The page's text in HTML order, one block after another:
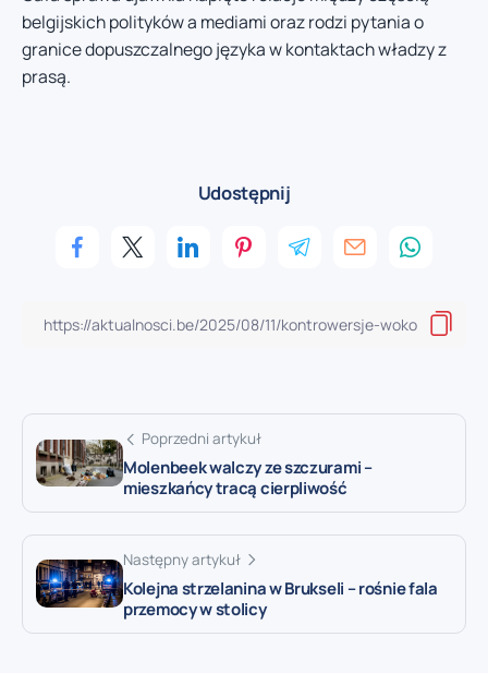
belgijskich polityków a mediami oraz rodzi pytania o
granice dopuszczalnego języka w kontaktach władzy z
prasą.
Udostępnij
Poprzedni artykuł
Molenbeek walczy ze szczurami –
mieszkańcy tracą cierpliwość
Następny artykuł
Kolejna strzelanina w Brukseli – rośnie fala
przemocy w stolicy